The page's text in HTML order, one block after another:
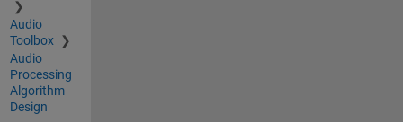
Audio
Toolbox
Audio
Processing
Algorithm
Design